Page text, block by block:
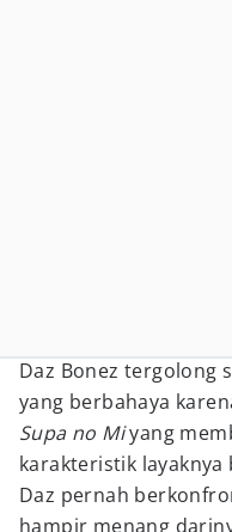
Daz Bonez tergolong
yang berbahaya
Supa no Miyang
karakteristik layaknya
Daz pernah
hampir menang